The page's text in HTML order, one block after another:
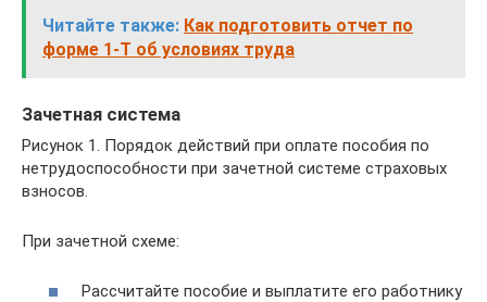
Читайте также: Как подготовить отчет по
форме 1-Т об условиях труда
Зачетная система
Рисунок 1. Порядок действий при оплате пособия по
нетрудоспособности при зачетной системе страховых
взносов.
При зачетной схеме:
Рассчитайте пособие и выплатите его работнику